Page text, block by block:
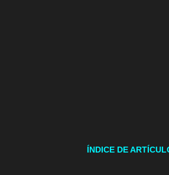
ÍNDICE DE